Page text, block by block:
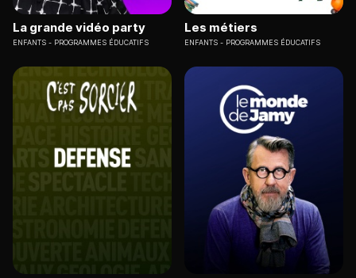
La grande vidéo party
ENFANTS PROGRAMMES ÉDUCATIFS
Les métiers
ENFANTS PROGRAMMES ÉDUCATIFS